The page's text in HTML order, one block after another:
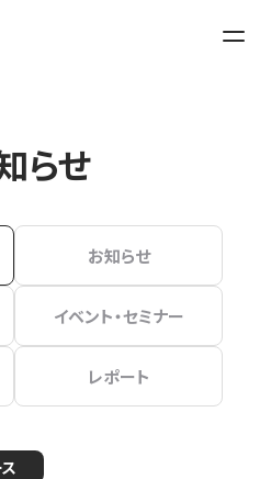
らせ
お知らせ
イベント・セミナー
レポート